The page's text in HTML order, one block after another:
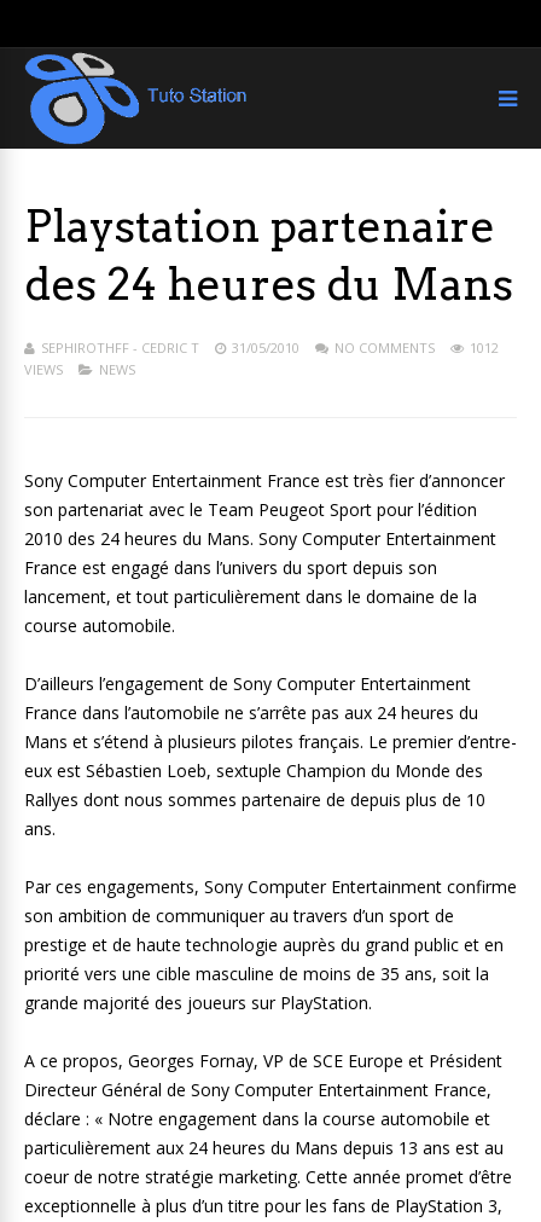
Playstation partenaire
des 24 heures du Mans
SEPHIROTHFF - CEDRIC T 31/05/2010 NO COMMENTS
1012
VIEWS
NEWS
Sony Computer Entertainment France est très fier d’annoncer
son partenariat avec le Team Peugeot Sport pour l’édition
2010 des 24 heures du Mans. Sony Computer Entertainment
France est engagé dans l’univers du sport depuis son
lancement, et tout particulièrement dans le domaine de la
course automobile.
D’ailleurs l’engagement de Sony Computer Entertainment
France dans l’automobile ne s’arrête pas aux 24 heures du
Mans et s’étend à plusieurs pilotes français. Le premier d’entre-
eux est Sébastien Loeb, sextuple Champion du Monde des
Rallyes dont nous sommes partenaire de depuis plus de 10
ans.
Par ces engagements, Sony Computer Entertainment confirme
son ambition de communiquer au travers d’un sport de
prestige et de haute technologie auprès du grand public et en
priorité vers une cible masculine de moins de 35 ans, soit la
grande majorité des joueurs sur PlayStation.
A ce propos, Georges Fornay, VP de SCE Europe et Président
Directeur Général de Sony Computer Entertainment France,
déclare : « Notre engagement dans la course automobile et
particulièrement aux 24 heures du Mans depuis 13 ans est au
coeur de notre stratégie marketing. Cette année promet d’être
exceptionnelle à plus d’un titre pour les fans de PlayStation 3,